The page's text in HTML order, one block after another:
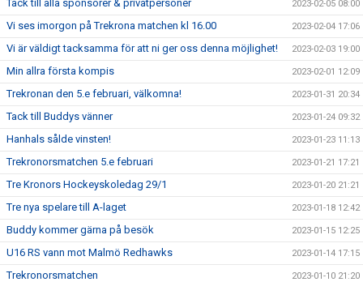
Tack till alla sponsorer & privatpersoner 2023-02-05 08:00
Vi ses imorgon på Trekrona matchen kl 16.00 2023-02-04 17:06
Vi är väldigt tacksamma för att ni ger oss denna möjlighet! 2023-02-03 19:00
Min allra första kompis 2023-02-01 12:09
Trekronan den 5.e februari, välkomna! 2023-01-31 20:34
Tack till Buddys vänner 2023-01-24 09:32
Hanhals sålde vinsten! 2023-01-23 11:13
Trekronorsmatchen 5.e februari 2023-01-21 17:21
Tre Kronors Hockeyskoledag 29/1 2023-01-20 21:21
Tre nya spelare till A-laget 2023-01-18 12:42
Buddy kommer gärna på besök 2023-01-15 12:25
U16 RS vann mot Malmö Redhawks 2023-01-14 17:15
Trekronorsmatchen 2023-01-10 21:20